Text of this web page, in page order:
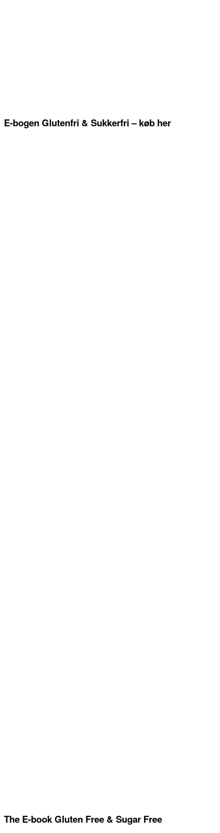
E-bogen Glutenfri & Sukkerfri – køb her
The E-book Gluten Free & Sugar Free